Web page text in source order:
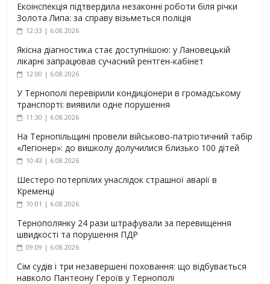
Екоінспекція підтвердила незаконні роботи біля річки
Золота Липа: за справу візьметься поліція
12:33 | 6.08.2026
Якісна діагностика стає доступнішою: у Лановецькій
лікарні запрацював сучасний рентген-кабінет
12:00 | 6.08.2026
У Тернополі перевірили кондиціонери в громадському
транспорті: виявили одне порушення
11:30 | 6.08.2026
На Тернопільщині провели військово-патріотичний табір
«Легіонер»: до вишколу долучилися близько 100 дітей
10:43 | 6.08.2026
Шестеро потерпілих унаслідок страшної аварії в
Кременці
10:01 | 6.08.2026
Тернополянку 24 рази штрафували за перевищення
швидкості та порушення ПДР
09:09 | 6.08.2026
Сім судів і три незавершені поховання: що відбувається
навколо Пантеону Героїв у Тернополі